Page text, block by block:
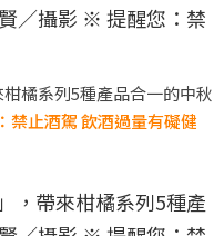
橘系列5種產品合一的中秋
禁止酒駕 飲酒過量有礙健